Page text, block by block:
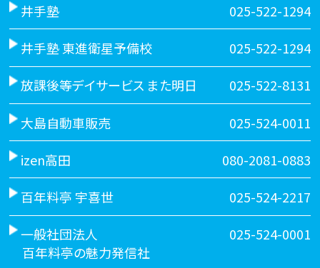
井手塾 025-522-1294
井手塾 東進衛星予備校 025-522-1294
放課後等デイサービス また明日 025-522-8131
大島自動車販売 025-524-0011
izen高田 080-2081-0883
百年料亭 宇喜世 025-524-2217
一般社団法人
百年料亭の魅力発信社
025-524-0001